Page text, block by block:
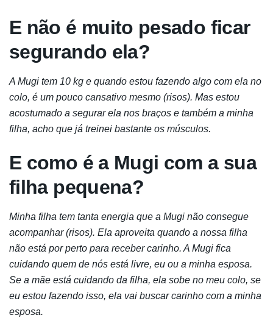
E não é muito pesado ficar
segurando ela?
A Mugi tem 10 kg e quando estou fazendo algo com ela no
colo, é um pouco cansativo mesmo (risos). Mas estou
acostumado a segurar ela nos braços e também a minha
filha, acho que já treinei bastante os músculos.
E como é a Mugi com a sua
filha pequena?
Minha filha tem tanta energia que a Mugi não consegue
acompanhar (risos). Ela aproveita quando a nossa filha
não está por perto para receber carinho. A Mugi fica
cuidando quem de nós está livre, eu ou a minha esposa.
Se a mãe está cuidando da filha, ela sobe no meu colo, se
eu estou fazendo isso, ela vai buscar carinho com a minha
esposa.